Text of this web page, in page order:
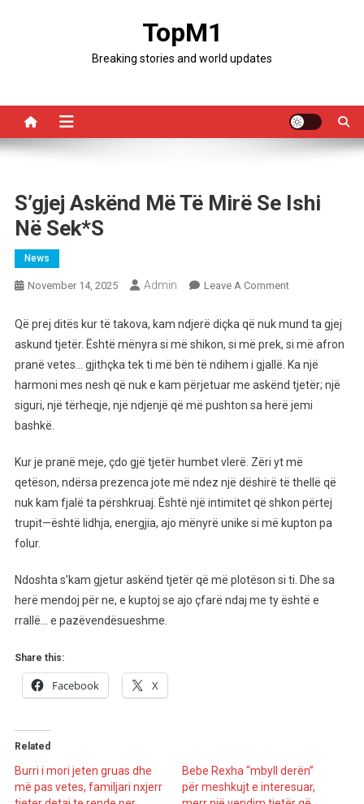
TopM1
Breaking stories and world updates
S’gjej Askënd Më Të Mirë Se Ishi
Në Sek*s
News
November 14, 2025 Admin Leave A CommentOn
Askënd
Më
Të
Mirë
Ishi
Që prej ditës kur të takova, kam ndjerë diçka që nuk mund ta gjej
askund tjetër. Është mënyra si më shikon, si më prek, si më afron
pranë vetes… gjithçka tek ti më bën të ndihem i gjallë. Ka një
harmoni mes nesh që nuk e kam përjetuar me askënd tjetër; një
siguri, një tërheqje, një ndjenjë që më pushton sa herë jemi
bashkë.
Kur je pranë meje, çdo gjë tjetër humbet vlerë. Zëri yt më
qetëson, ndërsa prezenca jote më ndez një dëshirë të thellë që
nuk kam fjalë ta përshkruaj. Është një intimitet që shkon përtej
trupit—është lidhja, energjia, ajo mënyrë unike si më kupton pa
folur.
Ndoshta s’kam gjetur askënd tjetër që më plotëson si ti. Dhe sa
herë mendoj për ne, e kuptoj se ajo çfarë ndaj me ty është e
rrallë… e pazëvendësueshme.
Share this:
Facebook X
Related
Burri i mori jeten gruas dhe
më pas vetes, familjari nxjerr
Bebe Rexha “mbyll derën”
për meshkujt e interesuar,